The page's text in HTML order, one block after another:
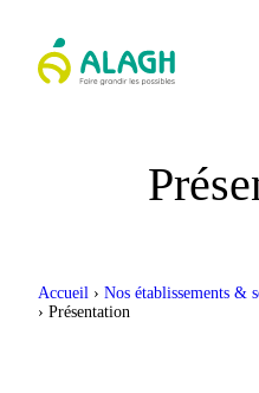
Accueil › Nos établissements &
› Présentation